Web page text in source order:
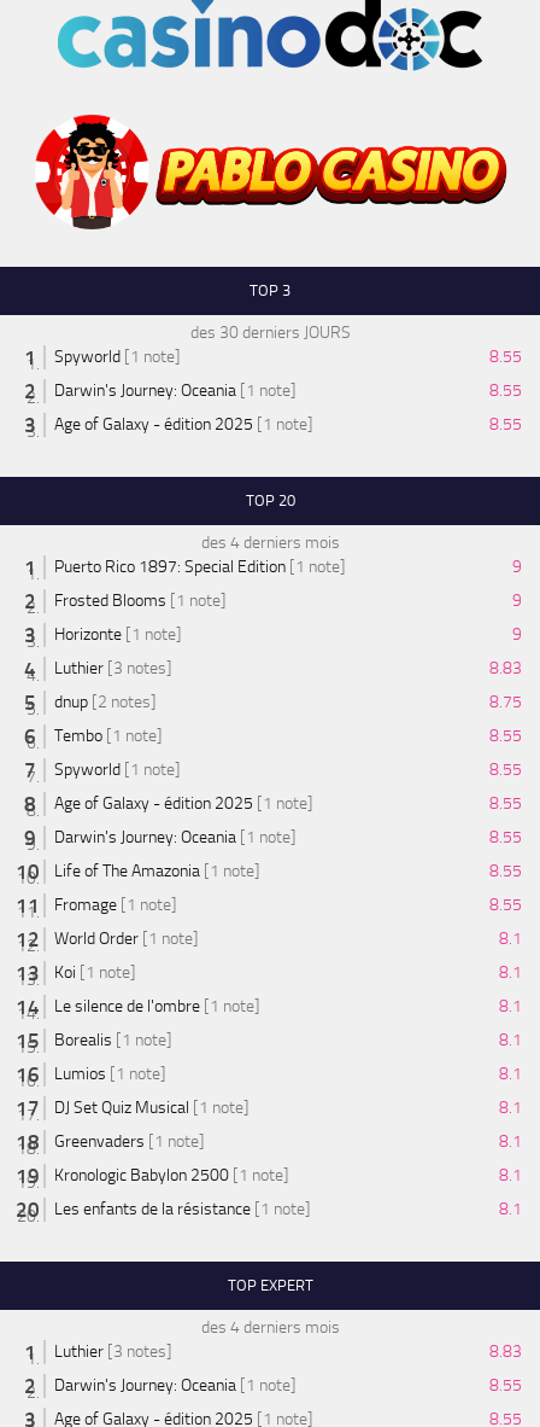
TOP 3
des 30 derniers JOURS
Spyworld [1 note]
8.55
Darwin's Journey: Oceania [1 note]
8.55
Age of Galaxy - édition 2025 [1 note] 8.55
TOP 20
des 4 derniers mois
Puerto Rico 1897: Special Edition [1 note]
9
Frosted Blooms [1 note]
9
Horizonte [1 note]
9
Luthier [3 notes]
8.83
dnup [2 notes]
8.75
Tembo [1 note]
8.55
Spyworld [1 note]
8.55
Age of Galaxy - édition 2025 [1 note]
8.55
Darwin's Journey: Oceania [1 note]
8.55
Life of The Amazonia [1 note]
8.55
Fromage [1 note]
8.55
World Order [1 note]
8.1
Koi [1 note]
8.1
Le silence de l'ombre [1 note]
8.1
Borealis [1 note]
8.1
Lumios [1 note]
8.1
DJ Set Quiz Musical [1 note]
8.1
Greenvaders [1 note]
8.1
Kronologic Babylon 2500 [1 note]
8.1
Les enfants de la résistance [1 note] 8.1
TOP EXPERT
des 4 derniers mois
Luthier [3 notes]
8.83
Darwin's Journey: Oceania [1 note]
8.55
Age of Galaxy - édition 2025 [1 note] 8.55